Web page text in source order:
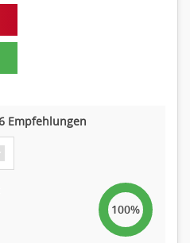
Empfehlungen
100%